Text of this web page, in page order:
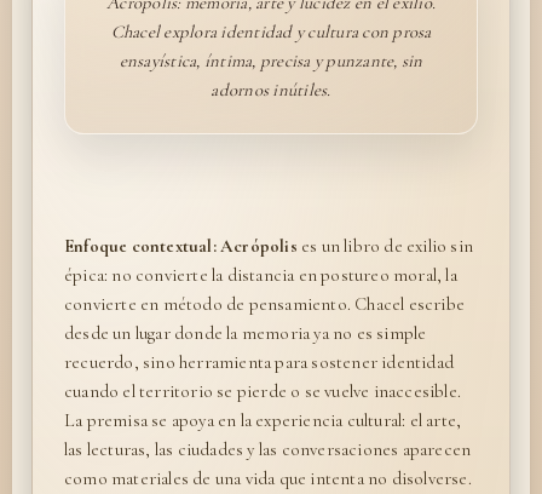
Chacel explora identidad y cultura con prosa
ensayística, íntima, precisa y punzante, sin
adornos inútiles.
Enfoque contextual:Acrópolis es un libro de exilio sin
épica: no convierte la distancia en postureo moral, la
convierte en método de pensamiento. Chacel escribe
desde un lugar donde la memoria ya no es simple
recuerdo, sino herramienta para sostener identidad
cuando el territorio se pierde o se vuelve inaccesible.
La premisa se apoya en la experiencia cultural: el arte,
las lecturas, las ciudades y las conversaciones aparecen
como materiales de una vida que intenta no disolverse.